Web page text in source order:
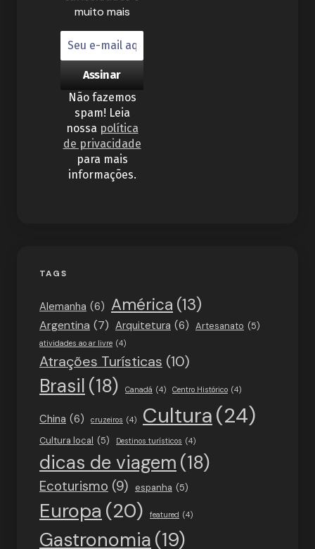
muito mais
Não fazemos
spam! Leia
nossa política
de privacidade
para mais
informações.
TAGS
Alemanha (6) América (13)
Argentina (7) Arquitetura (6) Artesanato (5)
atividades ao ar livre (4)
Atrações Turísticas (10)
Brasil (18) Canadá (4) Centro Histórico (4)
China (6) cruzeiros (4) Cultura(24)
Cultura local (5) Destinos turísticos (4)
dicas de viagem (18)
Ecoturismo (9) espanha (5)
Europa (20) featured (4)
Gastronomia (19)